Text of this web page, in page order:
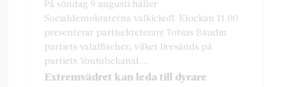
På söndag 9 augusti håller
Socialdemokraterna valkickoff. Klockan 11.00
presenterar partisekreterare Tobias Baudin
partiets valaffischer, vilket livesänds på
partiets Youtubekanal....
Extremvädret kan leda till dyrare